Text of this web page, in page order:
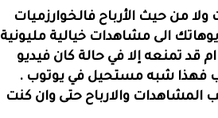
من حيث الأرباح فالخوارزميات
الى مشاهدات خيالية مليونية
قد تمنعه إلا في حالة كان فيديو
فهذا شبه مستحيل في يوتوب .
المشاهدات والارباح حتى وان كنت